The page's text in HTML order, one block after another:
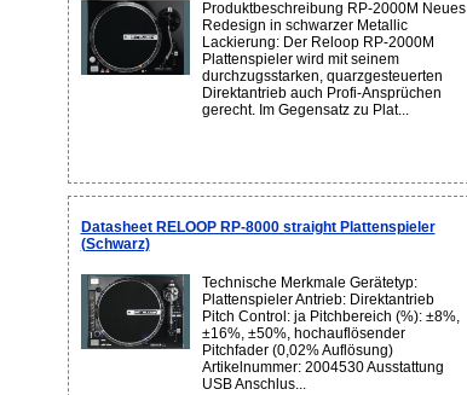
Produktbeschreibung RP-2000M Neues
Redesign in schwarzer Metallic
Lackierung: Der Reloop RP-2000M
Plattenspieler wird mit seinem
durchzugsstarken, quarzgesteuerten
Direktantrieb auch Profi-Ansprüchen
gerecht. Im Gegensatz zu Plat...
Datasheet RELOOP RP-8000 straight Plattenspieler
(Schwarz)
Technische Merkmale Gerätetyp:
Plattenspieler Antrieb: Direktantrieb
Pitch Control: ja Pitchbereich (%): ±8%,
±16%, ±50%, hochauflösender
Pitchfader (0,02% Auflösung)
Artikelnummer: 2004530 Ausstattung
USB Anschlus...